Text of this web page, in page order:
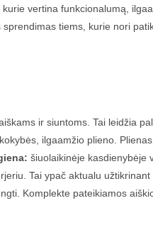
vertina funkcionalumą,
tiems, kurie nori
ir siuntoms. Tai leidžia
ilgaamžio plieno.
šiuolaikinėje kasdienybėje
Tai ypač aktualu užtikrinant
Komplekte pateikiamos